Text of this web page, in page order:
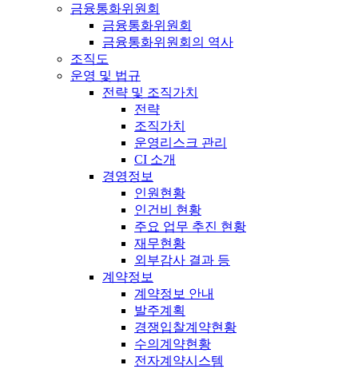
금융통화위원회
금융통화위원회
금융통화위원회의 역사
조직도
운영 및 법규
전략 및 조직가치
전략
조직가치
운영리스크 관리
CI 소개
경영정보
인원현황
인건비 현황
주요 업무 추진 현황
재무현황
외부감사 결과 등
계약정보
계약정보 안내
발주계획
경쟁입찰계약현황
수의계약현황
전자계약시스템